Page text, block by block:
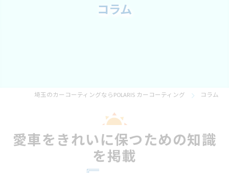
コラム
埼玉のカーコーティングならPOLARIS カーコーティング コラム
愛車をきれいに保つための知識
を掲載